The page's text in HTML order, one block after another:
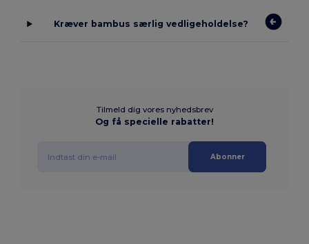
Kræver bambus særlig vedligeholdelse?
Tilmeld dig vores nyhedsbrev
Og få specielle rabatter!
Abonner